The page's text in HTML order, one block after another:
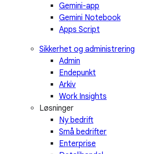
Gemini-app
Gemini Notebook
Apps Script
Sikkerhet og administrering
Admin
Endepunkt
Arkiv
Work Insights
Løsninger
Ny bedrift
Små bedrifter
Enterprise